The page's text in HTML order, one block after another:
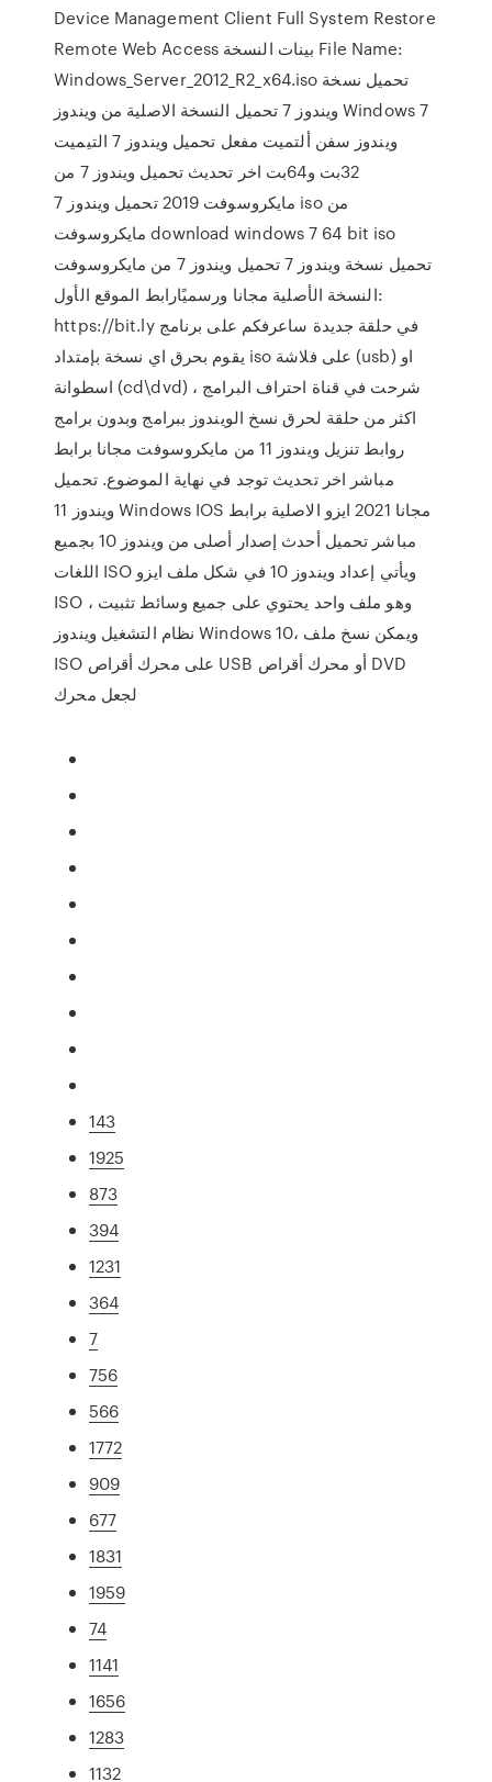
Device Management Client Full System Restore
Remote Web Access بينات النسخة File Name:
Windows_Server_2012_R2_x64.iso تحميل نسخة
ويندوز 7 تحميل النسخة الاصلية من ويندوز Windows 7
ويندوز سفن ألتميت مفعل تحميل ويندوز 7 التيميت
32بت و64بت اخر تحديث تحميل ويندوز 7 من
مايكروسوفت 2019 تحميل ويندوز 7 iso من
مايكروسوفت download windows 7 64 bit iso
تحميل نسخة ويندوز 7 تحميل ويندوز 7 من مايكروسوفت
النسخة الأصلية مجانا ورسميًارابط الموقع الأول:
https://bit.ly في حلقة جديدة ساعرفكم على برنامج
يقوم بحرق اي نسخة بإمتداد iso على فلاشة (usb) او
اسطوانة (cd\dvd) ، شرحت في قناة احتراف البرامج
اكثر من حلقة لحرق نسخ الويندوز ببرامج وبدون برامج
روابط تنزيل ويندوز 11 من مايكروسوفت مجانا برابط
مباشر اخر تحديث توجد في نهاية الموضوع. تحميل
ويندوز 11 Windows IOS مجانا 2021 ايزو الاصلية برابط
مباشر تحميل أحدث إصدار أصلى من ويندوز 10 بجميع
اللغات ISO ويأتي إعداد ويندوز 10 في شكل ملف ايزو
ISO ، وهو ملف واحد يحتوي على جميع وسائط تثبيت
نظام التشغيل ويندوز Windows 10، ويمكن نسخ ملف
ISO على محرك أقراص USB أو محرك أقراص DVD
لجعل محرك
143
1925
873
394
1231
364
7
756
566
1772
909
677
1831
1959
74
1141
1656
1283
1132